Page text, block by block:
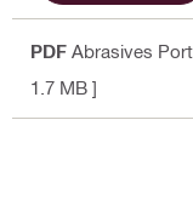
PDF Abrasives
1.7 MB ]